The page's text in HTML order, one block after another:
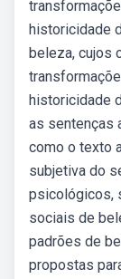
historicidade
beleza, cujos
historicidade
as sentenças
como o texto
subjetiva do
psicológicos,
sociais de
padrões de
propostas